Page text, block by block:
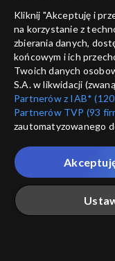
regulamin serwisu
cennik
polityka prywatności
moje zgody
pomoc
kontakt
voucher
Kliknij "Akceptuję i
na korzystanie z
zbierania danych,
końcowym i ich
Twoich danych
S.A. w likwidacji
Partnerów z IAB*
Partnerów TVP (93
zautomatyzowanego
które wskazujemy
przez nas
Twoje dane osobowe
Ciebie naszych
„Portalem”, w tym